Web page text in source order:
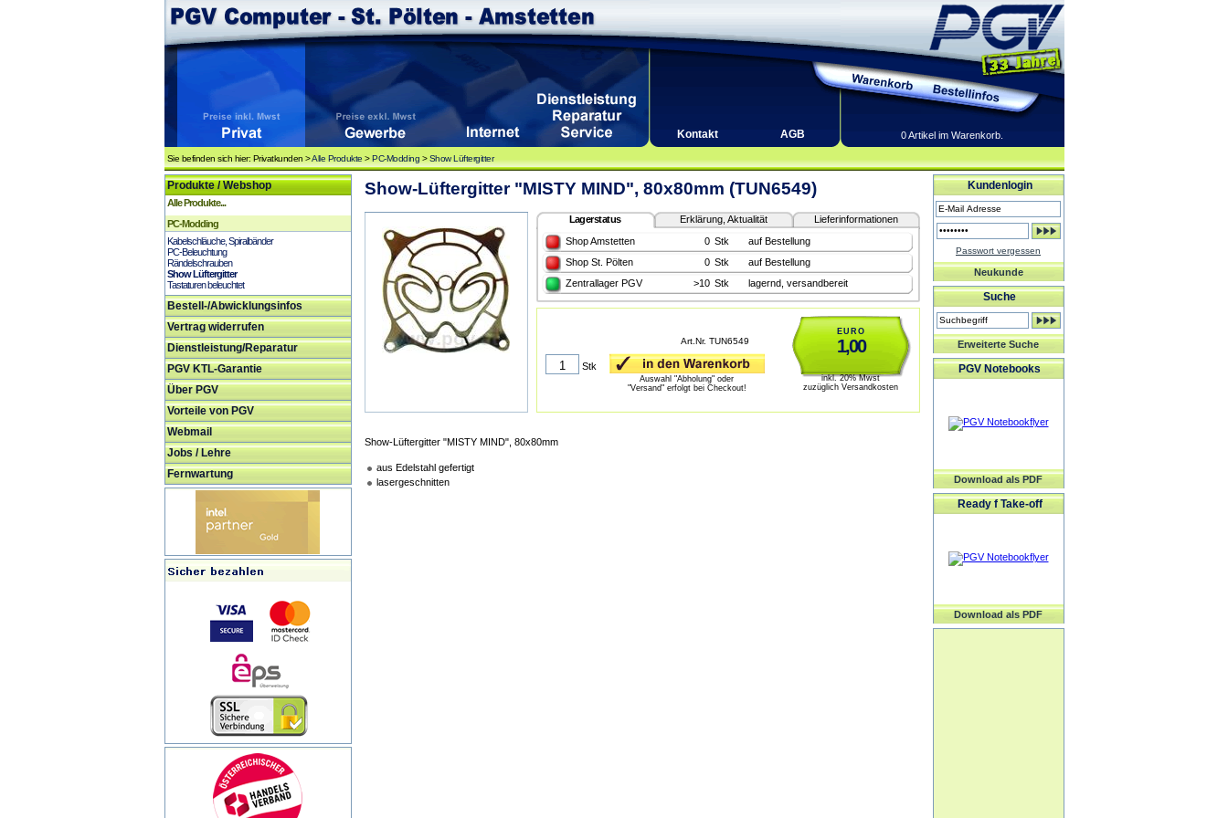
Kontakt AGB 0 Artikel im Warenkorb.
Sie befinden sich hier: Privatkunden >Alle Produkte >PC-Modding >Show Lüftergitter
Produkte / Webshop
Alle Produkte...
PC-Modding
Kabelschläuche, Spiralbänder
PC-Beleuchtung
Rändelschrauben
Show Lüftergitter
Tastaturen beleuchtet
Bestell-/Abwicklungsinfos
Vertrag widerrufen
Dienstleistung/Reparatur
PGV KTL-Garantie
Über PGV
Vorteile von PGV
Webmail
Jobs / Lehre
Fernwartung
Show-Lüftergitter "MISTY MIND", 80x80mm (TUN6549)
Lagerstatus Erklärung, Aktualität
Lieferinformationen
Shop Amstetten
0 Stk
auf Bestellung
Shop St. Pölten
0 Stk
auf Bestellung
Zentrallager PGV
>10 Stk lagernd, versandbereit
EURO
1,00
inkl. 20% Mwst
zuzüglich Versandkosten
Art.Nr. TUN6549
Stk
Auswahl "Abholung" oder
"Versand" erfolgt bei Checkout!
Show-Lüftergitter "MISTY MIND", 80x80mm
aus Edelstahl gefertigt
lasergeschnitten
Kundenlogin
Passwort vergessen
Neukunde
Suche
Erweiterte Suche
PGV Notebooks
Download als PDF
Ready f Take-off
Download als PDF